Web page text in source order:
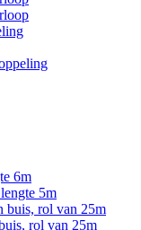
6m
5m
buis, rol van 25m
rol van 25m